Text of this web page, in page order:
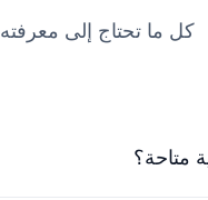
كل ما تحتاج إلى معرفته
متاحة؟